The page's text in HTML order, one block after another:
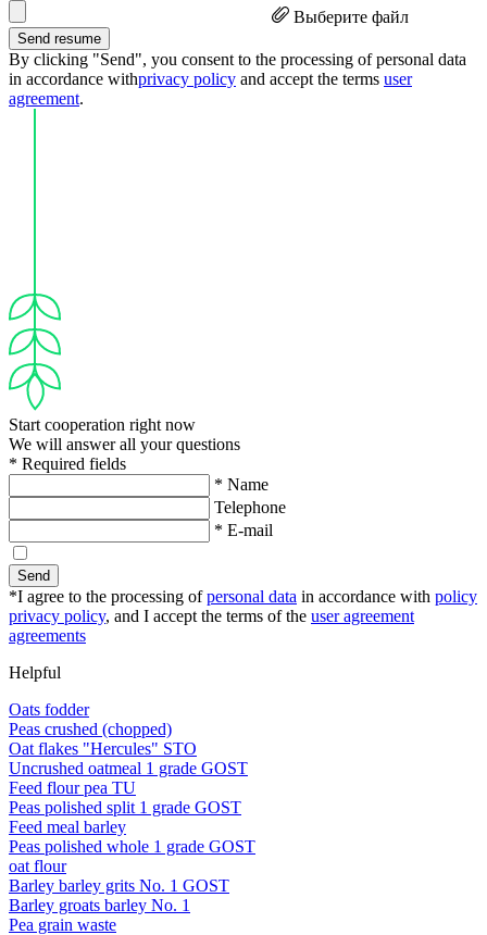
Выберите файл
Send resume
By clicking "Send", you consent to the processing of personal data
in accordance withprivacy policy and accept the terms user
agreement.
Start cooperation right now
We will answer all your questions
* Required fields
* Name
Telephone
* E-mail
Send
*I agree to the processing ofpersonal data in accordance with policy
privacy policy, and I accept the terms of the user agreement
agreements
Helpful
Oats fodder
Peas crushed (chopped)
Oat flakes "Hercules" STO
Uncrushed oatmeal 1 grade GOST
Feed flour pea TU
Peas polished split 1 grade GOST
Feed meal barley
Peas polished whole 1 grade GOST
oat flour
Barley barley grits No. 1 GOST
Barley groats barley No. 1
Pea grain waste